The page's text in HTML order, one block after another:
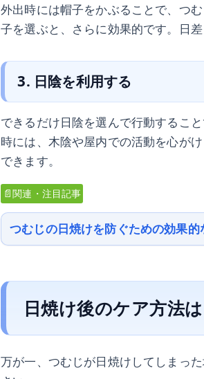
外出時には帽子をかぶることで、つ
子を選ぶと、さらに効果的です。日
3. 日陰を利用する
できるだけ日陰を選んで行動するこ
時には、木陰や屋内での活動を心が
できます。
📄関連・注目記事
つむじの日焼けを防ぐための効果
日焼け後のケア方法
万が一、つむじが日焼けしてしまっ